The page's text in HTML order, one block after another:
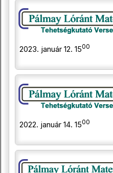
2023. január 12. 1500
2022. január 14. 1500